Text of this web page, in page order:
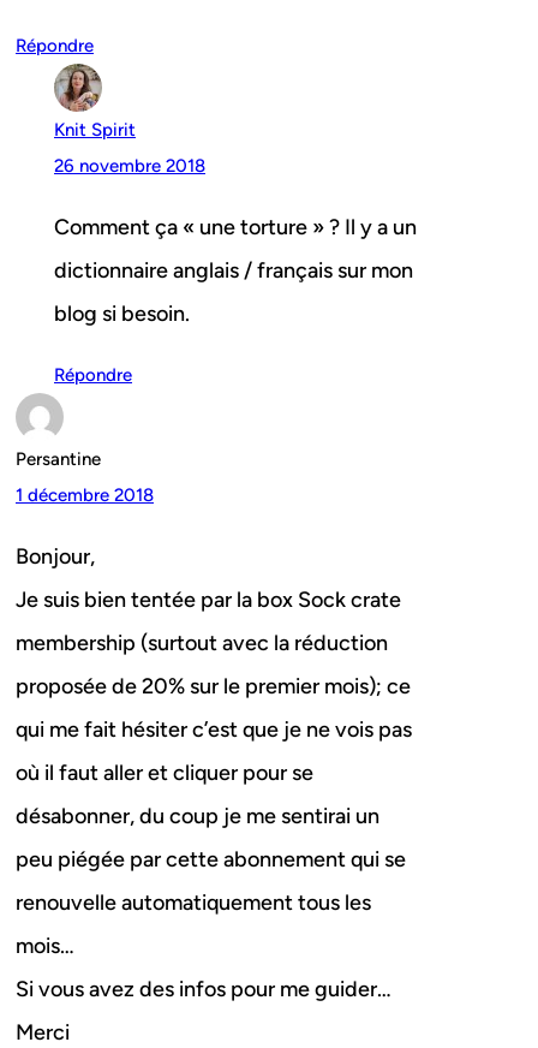
Répondre
Knit Spirit
26 novembre 2018
Comment ça « une torture » ? Il y a un
dictionnaire anglais / français sur mon
blog si besoin.
Répondre
Persantine
1 décembre 2018
Bonjour,
Je suis bien tentée par la box Sock crate
membership (surtout avec la réduction
proposée de 20% sur le premier mois); ce
qui me fait hésiter c’est que je ne vois pas
où il faut aller et cliquer pour se
désabonner, du coup je me sentirai un
peu piégée par cette abonnement qui se
renouvelle automatiquement tous les
mois…
Si vous avez des infos pour me guider…
Merci